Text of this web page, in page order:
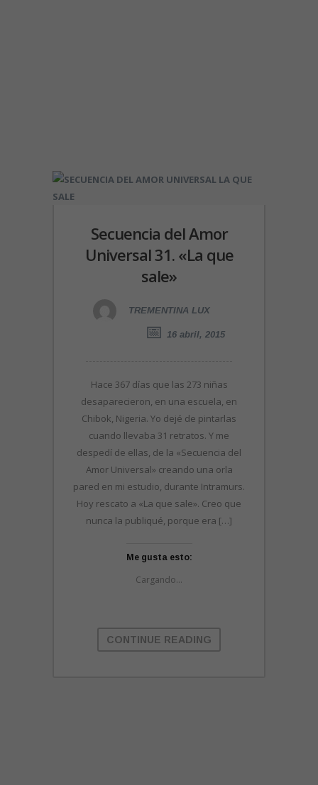
Secuencia del Amor
Universal 31. «La que
sale»
TREMENTINA LUX
16 abril, 2015
Hace 367 días que las 273 niñas
desaparecieron, en una escuela, en
Chibok, Nigeria. Yo dejé de pintarlas
cuando llevaba 31 retratos. Y me
despedí de ellas, de la «Secuencia del
Amor Universal» creando una orla
pared en mi estudio, durante Intramurs.
Hoy rescato a «La que sale». Creo que
nunca la publiqué, porque era […]
Me gusta esto:
Cargando...
CONTINUE READING